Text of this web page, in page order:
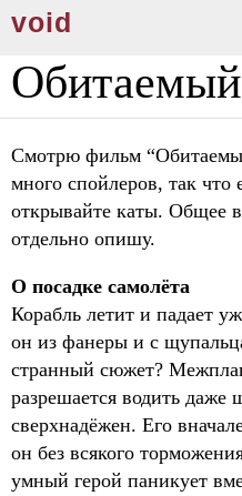
void
Смотрю фильм
много спойлеров, так что
открывайте каты. Общее
отдельно опишу.
О посадке самолёта
Корабль летит и падает
он из фанеры и с
странный сюжет?
разрешается водить
сверхнадёжен. Его
он без всякого
умный герой паникует